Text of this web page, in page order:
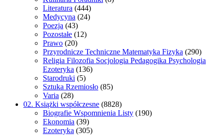
Literatura (444)
Medycyna (24)
Poezja (43)
Pozostałe (12)
Prawo (20)
Przyrodnicze Techniczne Matematyka Fizyka (290)
Religia Filozofia Socjologia Pedagogika Psychologia
Ezoteryka (136)
Starodruki (5)
Sztuka Rzemiosło (85)
Varia (28)
02. Książki współczesne (8828)
Biografie Wspomnienia Listy (190)
Ekonomia (39)
Ezoteryka (305)